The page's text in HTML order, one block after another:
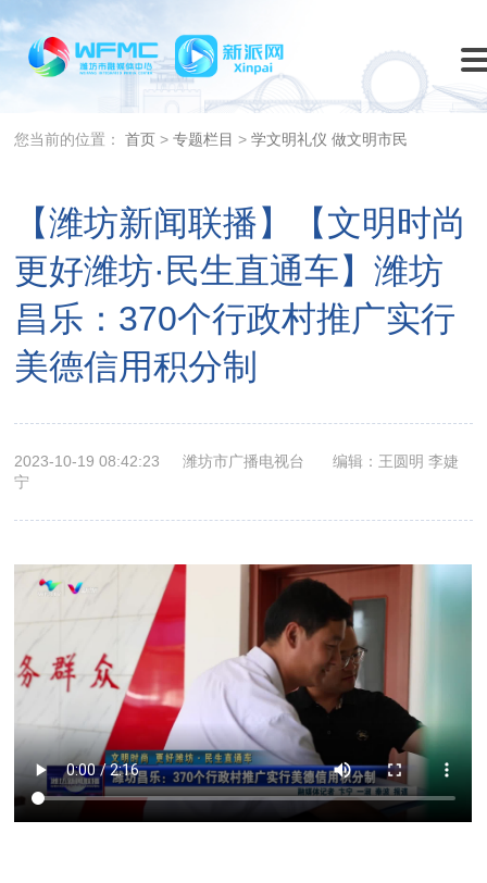
您当前的位置：首页 >专题栏目 >学文明礼仪 做文明市民
【潍坊新闻联播】【文明时尚
更好潍坊·民生直通车】潍坊
昌乐：370个行政村推广实行
美德信用积分制
2023-10-19 08:42:23 潍坊市广播电视台
编辑：王圆明 李婕
宁